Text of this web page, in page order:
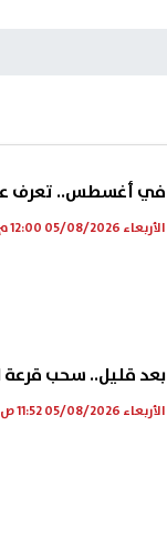
في أغسطس.. تعرف
الأربعاء 05/08/2026 12:00 م
بعد قليل.. سحب قرعة
الأربعاء 05/08/2026 11:52 ص